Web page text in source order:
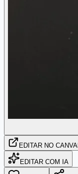
EDITAR NO CANVA
EDITAR COM IA